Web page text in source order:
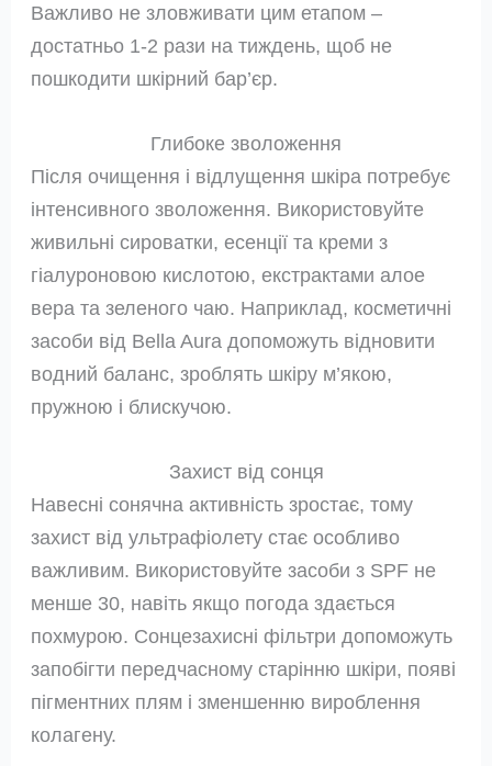
Важливо не зловживати цим етапом –
достатньо 1-2 рази на тиждень, щоб не
пошкодити шкірний бар’єр.
Глибоке зволоження
Після очищення і відлущення шкіра потребує
інтенсивного зволоження. Використовуйте
живильні сироватки, есенції та креми з
гіалуроновою кислотою, екстрактами алое
вера та зеленого чаю. Наприклад, косметичні
засоби від Bella Aura допоможуть відновити
водний баланс, зроблять шкіру м’якою,
пружною і блискучою.
Захист від сонця
Навесні сонячна активність зростає, тому
захист від ультрафіолету стає особливо
важливим. Використовуйте засоби з SPF не
менше 30, навіть якщо погода здається
похмурою. Сонцезахисні фільтри допоможуть
запобігти передчасному старінню шкіри, появі
пігментних плям і зменшенню вироблення
колагену.